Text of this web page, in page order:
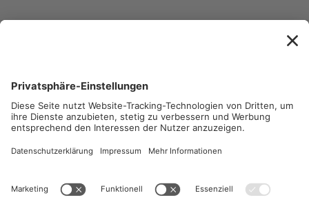
Abonnieren Sie unsere
CleanLetter-NEWS, um immer
die sauberste Lösung parat zu